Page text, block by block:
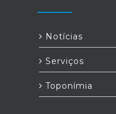
Notícias
Serviços
Toponímia